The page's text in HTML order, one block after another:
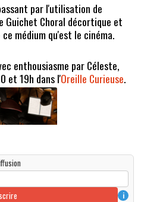
par l'utilisation de
Guichet Choral décortique et
médium qu'est le cinéma.
enthousiasme par Céleste,
et 19h dans l'Oreille Curieuse.
i